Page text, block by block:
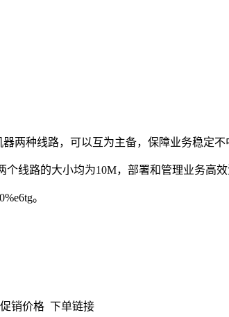
两种线路，可以互为主备，保障业务稳定不
线路的大小均为10M，部署和管理业务高效
。
促销价格 下单链接